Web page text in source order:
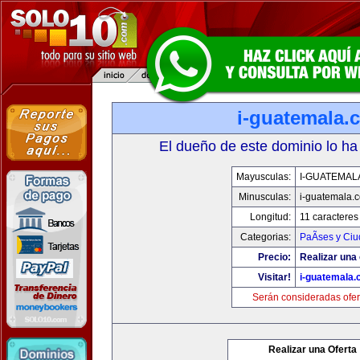
i-
El dueño de este dominio lo
Mayusculas:
I-
Minusculas:
i-
Longitud:
11 caracteres
Categorias:
PaÃ­ses y
Precio:
Realizar
Visitar!
i-
Serán consideradas
Realizar una Oferta